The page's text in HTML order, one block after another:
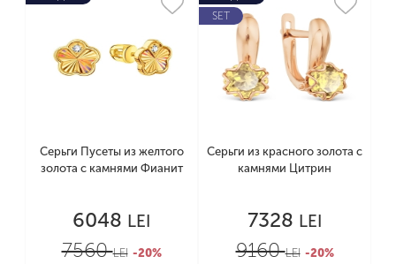
Серьги Пусеты из желтого
золота с камнями Фианит
6048 LEI
7560LEI -20%
SET
Серьги из красного золота с
камнями Цитрин
7328 LEI
9160LEI -20%